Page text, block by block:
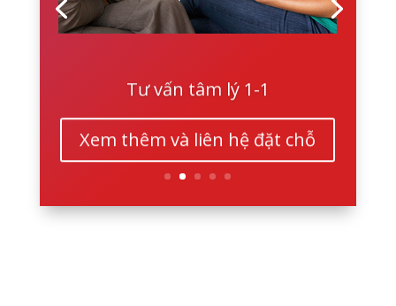
Tư vấn tâm lý 1-1
Xem thêm và liên hệ đặt chỗ